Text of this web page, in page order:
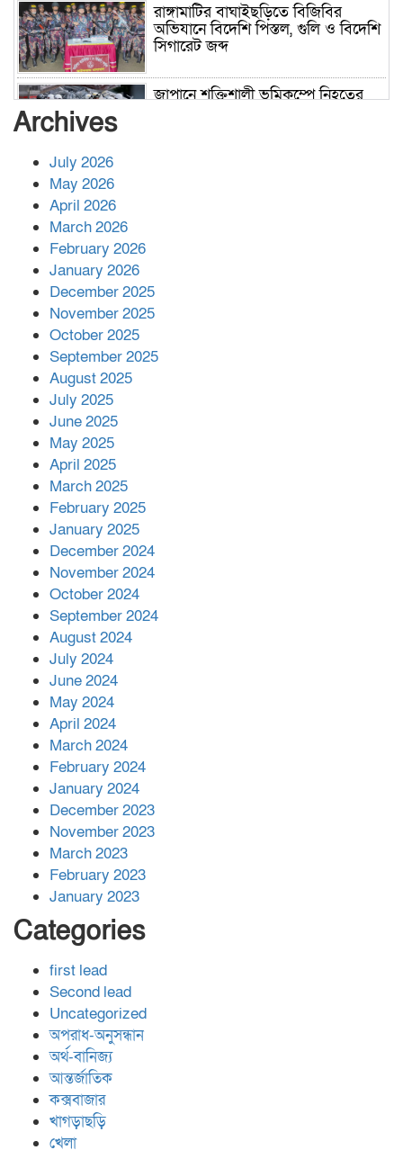
রাঙ্গামাটির বাঘাইছড়িতে বিজিবির
অভিযানে বিদেশি পিস্তল, গুলি ও বিদেশি
সিগারেট জব্দ
জাপানে শক্তিশালী ভূমিকম্পে নিহতের
পর ফোন তারেক রহমানের,গ্যাস সঙ্কট
সহায়তা দিলেন সাচিং প্রু জেরী
Archives
July 2026
May 2026
April 2026
March 2026
February 2026
January 2026
December 2025
November 2025
October 2025
September 2025
August 2025
July 2025
June 2025
May 2025
April 2025
March 2025
February 2025
January 2025
December 2024
November 2024
October 2024
September 2024
August 2024
July 2024
June 2024
May 2024
April 2024
March 2024
February 2024
January 2024
December 2023
November 2023
March 2023
February 2023
January 2023
Categories
first lead
Second lead
Uncategorized
অপরাধ-অনুসন্ধান
অর্থ-বানিজ্য
আন্তর্জাতিক
কক্সবাজার
খাগড়াছড়ি
খেলা